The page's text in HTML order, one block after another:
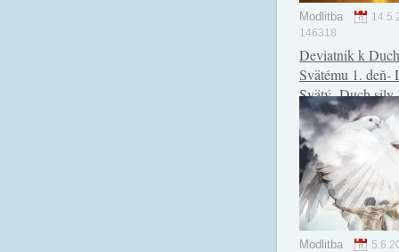
Modlitba
146318
Deviatnik k
Svätému 1. deň-
Svätý- Duch sily
Modlitba